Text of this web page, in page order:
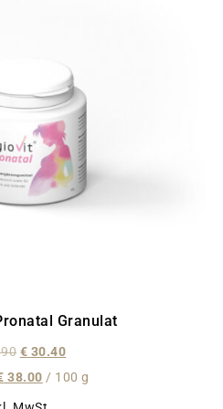
Granulat
€ 30.40
38.00 / 100 g